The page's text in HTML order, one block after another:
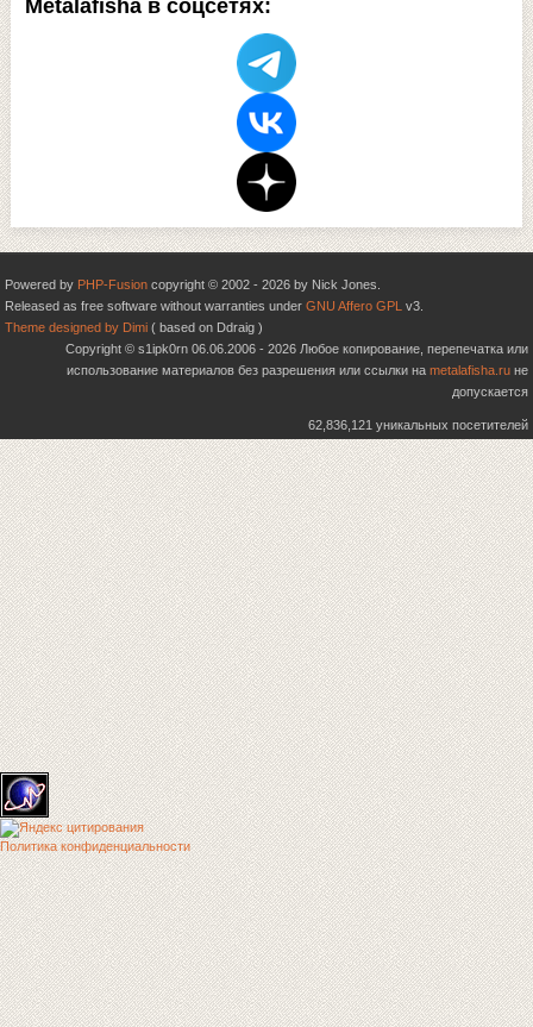
Metalafisha в соцсетях:
Powered by PHP-Fusion copyright © 2002 - 2026 by Nick Jones.
Released as free software without warranties under GNU Affero GPL v3.
Theme designed by Dimi ( based on Ddraig )
Copyright © s1ipk0rn 06.06.2006 - 2026 Любое копирование, перепечатка или
использование материалов без разрешения или ссылки на metalafisha.ru не
допускается
62,836,121 уникальных посетителей
Политика конфиденциальности